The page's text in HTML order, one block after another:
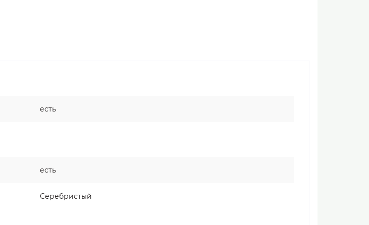
есть
есть
Серебристый